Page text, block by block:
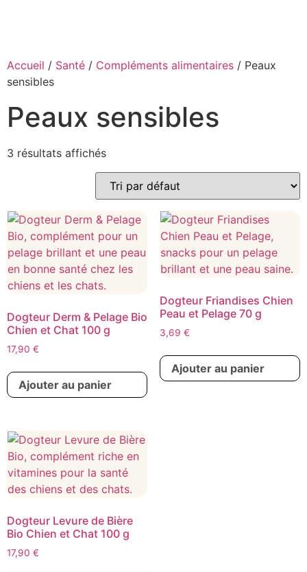
Accueil / Santé / Compléments alimentaires / Peaux
sensibles
Peaux sensibles
3 résultats affichés
Dogteur Derm & Pelage Bio
Chien et Chat 100 g
17,90 €
Ajouter au panier
Dogteur Friandises Chien
Peau et Pelage 70 g
3,69 €
Ajouter au panier
Dogteur Levure de Bière
Bio Chien et Chat 100 g
17,90 €